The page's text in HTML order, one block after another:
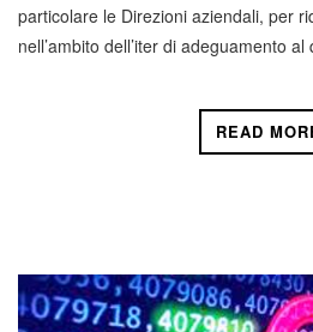
particolare le Direzioni aziendali, per
nell’ambito dell’iter di adeguamento
READ